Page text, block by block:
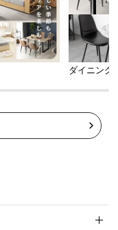
ダイニング